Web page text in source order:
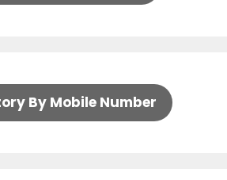
By Mobile Number